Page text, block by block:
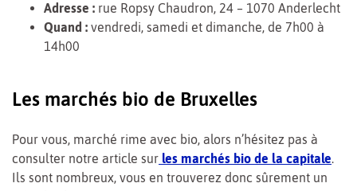
Adresse : rue Ropsy Chaudron, 24 – 1070 Anderlecht
Quand : vendredi, samedi et dimanche, de 7h00 à
14h00
Les marchés bio de Bruxelles
Pour vous, marché rime avec bio, alors n’hésitez pas à
consulter notre article sur les marchés bio de la capitale.
Ils sont nombreux, vous en trouverez donc sûrement un